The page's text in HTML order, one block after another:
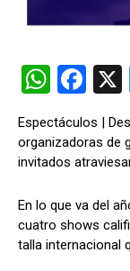
W
h
at
s
A
p
p
F
ce
b
o
o
k
Espectáculos |
organizadoras de
invitados
En lo que va del
cuatro shows
talla internacional